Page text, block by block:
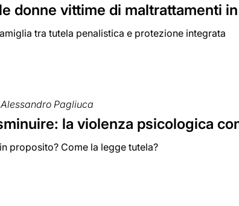
donne vittime di maltrattamenti
tra tutela penalistica e protezione integrata
Pagliuca
la violenza psicologica
proposito? Come la legge tutela?